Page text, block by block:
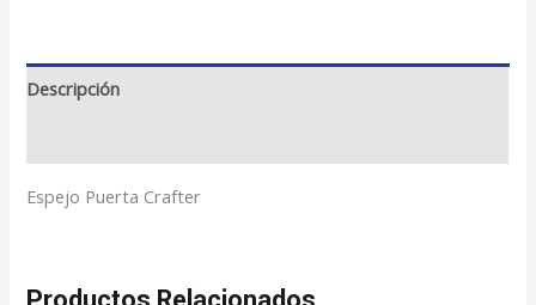
Descripción
Espejo Puerta Crafter